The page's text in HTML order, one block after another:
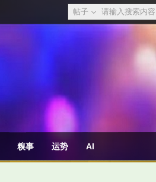
帖子
糗事 运势 AI